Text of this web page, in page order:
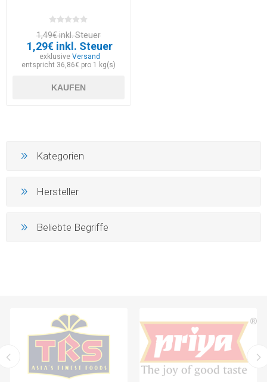
1,49€ inkl. Steuer
1,29€ inkl. Steuer
exklusiveVersand
entspricht 36,86€ pro 1 kg(s)
KAUFEN
Kategorien
Hersteller
Beliebte Begriffe